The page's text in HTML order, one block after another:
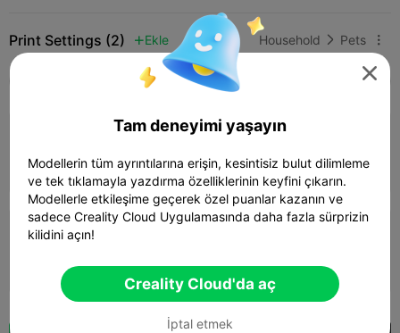
Print Settings (2)  Ekle Household  Pets 
K2 Plus K2 Pro
0.2mm layer, 2 walls, 15% infill
 08h 25m  2 plates  214.99g

Tam deneyimi yaşayın
Modellerin tüm ayrıntılarına erişin, kesintisiz bulut dilimleme
ve tek tıklamayla yazdırma özelliklerinin keyfini çıkarın.
Modellerle etkileşime geçerek özel puanlar kazanın ve
sadece Creality Cloud Uygulamasında daha fazla sürprizin
kilidini açın!
Creality Cloud'da aç
İptal etmek